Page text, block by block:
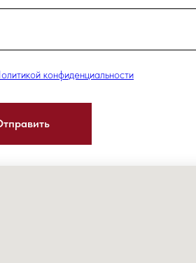
конфиденциальности